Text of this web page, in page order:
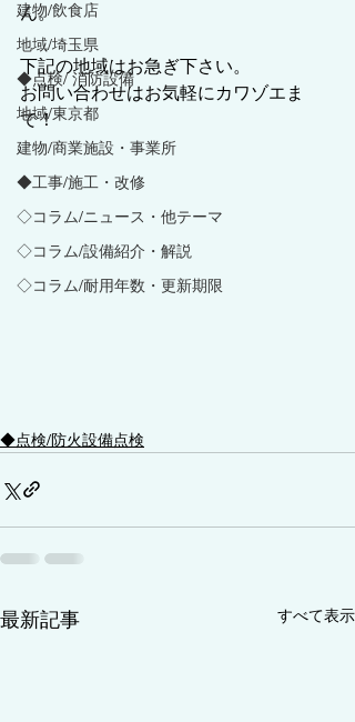
建物/飲食店
地域/埼玉県
◆点検/ 消防設備
地域/東京都
建物/商業施設・事業所
◆工事/施工・改修
◇コラム/ニュース・他テーマ
◇コラム/設備紹介・解説
◇コラム/耐用年数・更新期限
ん。
下記の地域はお急ぎ下さい。
お問い合わせはお気軽にカワゾエま
で！
◆点検/防火設備点検
最新記事 すべて表示